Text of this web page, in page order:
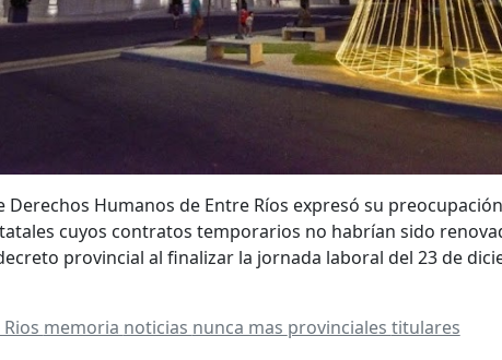
Derechos Humanos de Entre Ríos expresó su
cuyos contratos temporarios no habrían sido
provincial al finalizar la jornada laboral del 23 de
memoria noticias nunca mas provinciales titulares